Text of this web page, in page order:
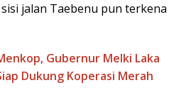
jalan Taebenu pun terkena
Gubernur Melki Laka
Dukung Koperasi Merah